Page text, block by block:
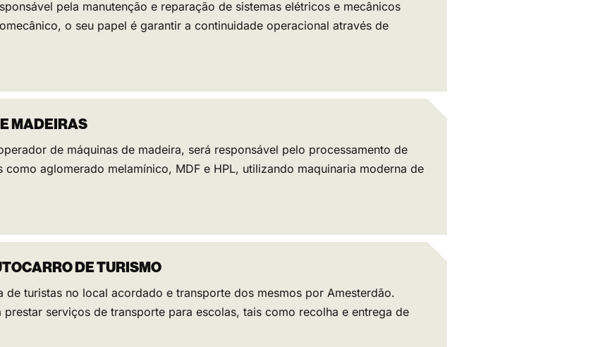
pela manutenção e reparação de sistemas elétricos e mecânicos
o seu papel é garantir a continuidade operacional através de
MADEIRAS
de máquinas de madeira, será responsável pelo processamento de
como aglomerado melamínico, MDF e HPL, utilizando maquinaria moderna de
DE TURISMO
de turistas no local acordado e transporte dos mesmos por Amesterdão.
serviços de transporte para escolas, tais como recolha e entrega de